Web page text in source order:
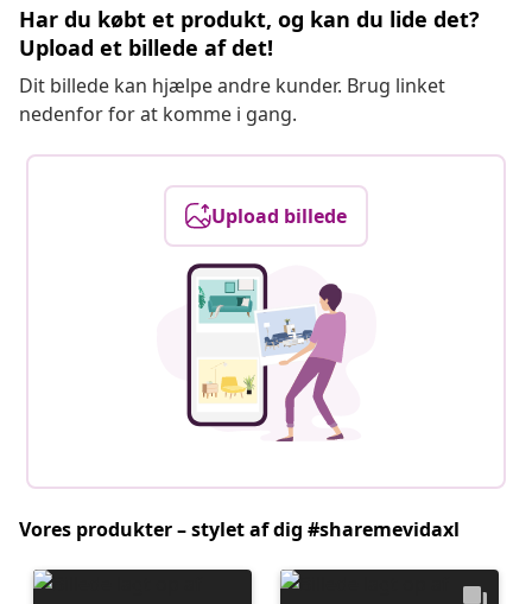
Har du købt et produkt, og kan du lide det?
Upload et billede af det!
Dit billede kan hjælpe andre kunder. Brug linket
nedenfor for at komme i gang.
Upload billede
Vores produkter – stylet af dig #sharemevidaxl